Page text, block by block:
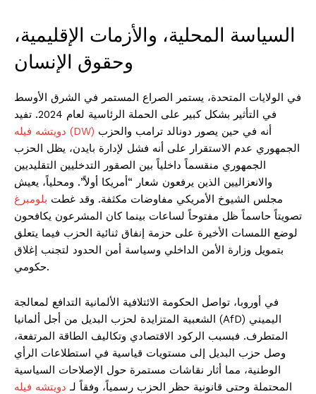
السياسة المحلية، والأزمات الإقليمية،
وحقوق الإنسان
في الولايات المتحدة، يستمر الصراع المستمر في الشرق الأوسط
في التأثير بشكل كبير على الحملة الرئاسية لعام 2024. تفيد
دويتشه فيله (DW)
الجمهوري عدم الاستقرار على أنه فشل لإدارة بايدن، يظل الحزب
الجمهوري منقسماً داخلياً بين الصقور التدخليين التقليديين
والانعزاليين الذين يرفعون شعار “أمريكا أولاً”. ومحلياً، يعيش
مجلس الشيوخ الأمريكي مفاوضات مكثفة. وقد غطت بلومبرغ
تصويتاً حاسماً ظل مفتوحاً لساعات بينما كان المشرعون يكافحون
لوضع اللمسات الأخيرة على حزمة إنفاق ثنائية الحزب فيما يتعلق
بتمويل وزارة الأمن الداخلي وسياسة أمن الحدود لتجنب إغلاق
حكومي.
في أوروبا، تواصل الحكومة الائتلافية الألمانية التدافع لمعالجة
الشعبية المتزايدة لحزب البديل من أجل ألمانيا (AfD) اليميني
المتطرف. فبسبب الركود الاقتصادي وتكاليف الطاقة المرتفعة،
وصل حزب البديل إلى مستويات قياسية في استطلاعات الرأي
الوطنية، مما أثار نقاشات مستمرة حول الإصلاحات السياسية
المحتملة وحتى قانونية حظر الحزب رسمياً، وفقاً لـ دويتشه فيله